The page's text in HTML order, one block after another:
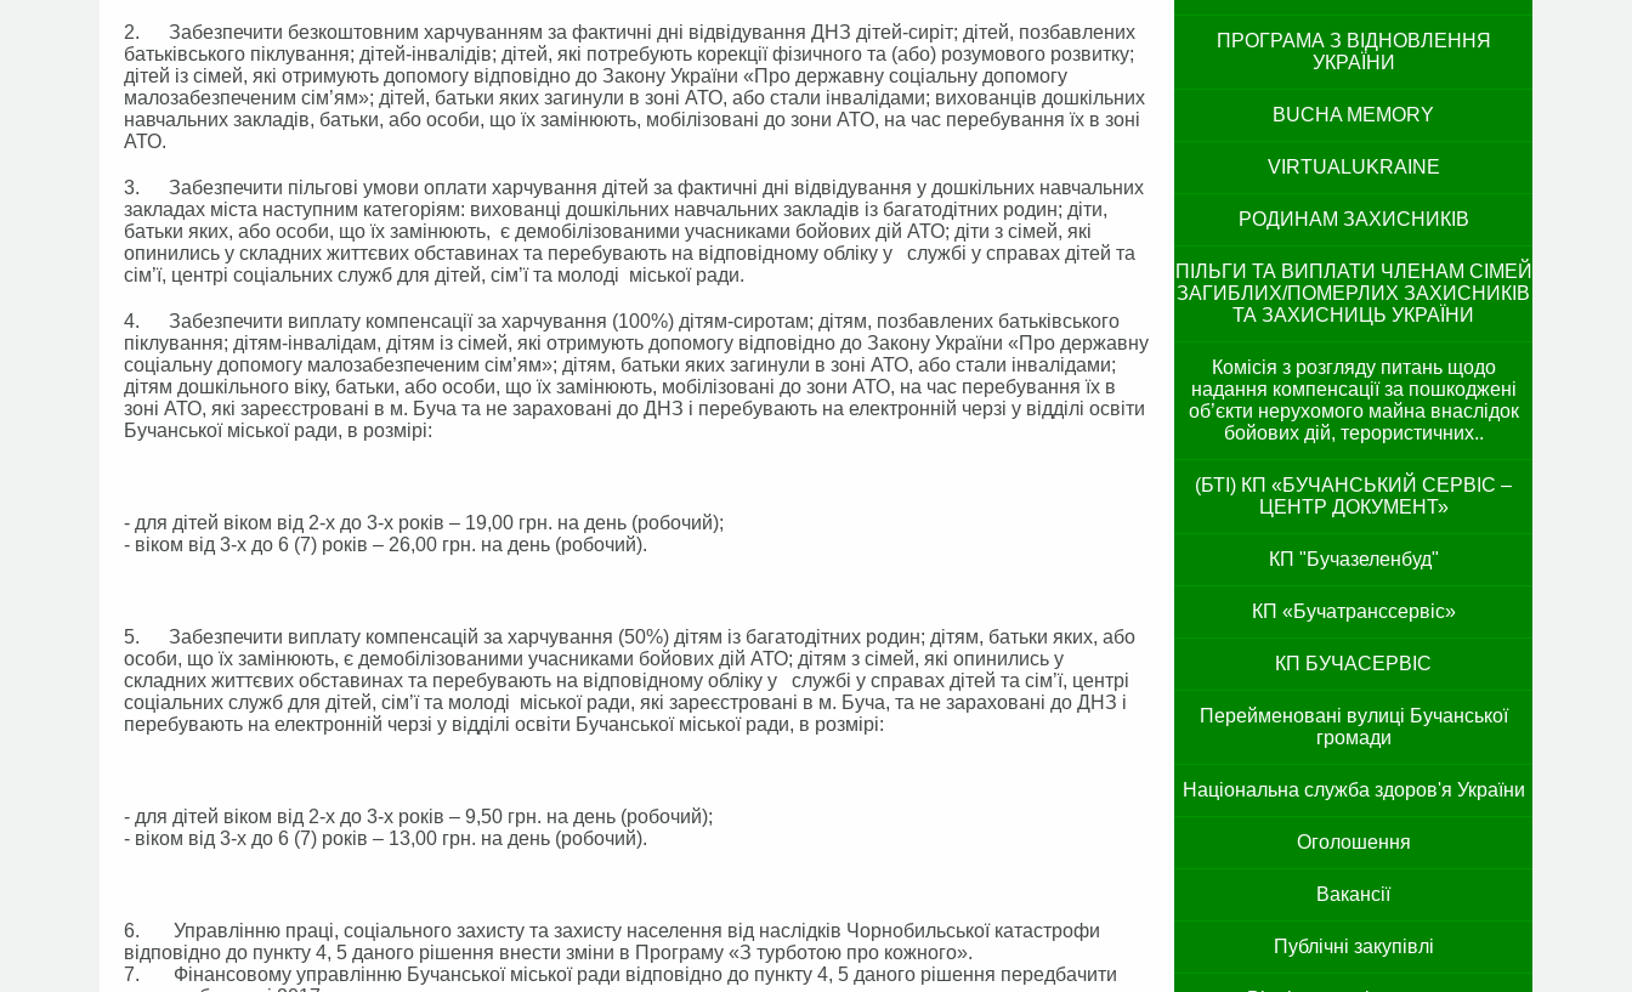
2. Забезпечити безкоштовним харчуванням за фактичні дні відвідування ДНЗ дітей-сиріт; дітей, позбавлених
батьківського піклування; дітей-інвалідів; дітей, які потребують корекції фізичного та (або) розумового розвитку;
дітей із сімей, які отримують допомогу відповідно до Закону України «Про державну соціальну допомогу
малозабезпеченим сім’ям»; дітей, батьки яких загинули в зоні АТО, або стали інвалідами; вихованців дошкільних
навчальних закладів, батьки, або особи, що їх замінюють, мобілізовані до зони АТО, на час перебування їх в зоні
АТО.
3. Забезпечити пільгові умови оплати харчування дітей за фактичні дні відвідування у дошкільних навчальних
закладах міста наступним категоріям: вихованці дошкільних навчальних закладів із багатодітних родин; діти,
батьки яких, або особи, що їх замінюють, є демобілізованими учасниками бойових дій АТО; діти з сімей, які
опинились у складних життєвих обставинах та перебувають на відповідному обліку у службі у справах дітей та
сім’ї, центрі соціальних служб для дітей, сім’ї та молоді міської ради.
4. Забезпечити виплату компенсації за харчування (100%) дітям-сиротам; дітям, позбавлених батьківського
піклування; дітям-інвалідам, дітям із сімей, які отримують допомогу відповідно до Закону України «Про державну
соціальну допомогу малозабезпеченим сім’ям»; дітям, батьки яких загинули в зоні АТО, або стали інвалідами;
дітям дошкільного віку, батьки, або особи, що їх замінюють, мобілізовані до зони АТО, на час перебування їх в
зоні АТО, які зареєстровані в м. Буча та не зараховані до ДНЗ і перебувають на електронній черзі у відділі освіти
Бучанської міської ради, в розмірі:
- для дітей віком від 2-х до 3-х років – 19,00 грн. на день (робочий);
- віком від 3-х до 6 (7) років – 26,00 грн. на день (робочий).
5. Забезпечити виплату компенсацій за харчування (50%) дітям із багатодітних родин; дітям, батьки яких, або
особи, що їх замінюють, є демобілізованими учасниками бойових дій АТО; дітям з сімей, які опинились у
складних життєвих обставинах та перебувають на відповідному обліку у службі у справах дітей та сім’ї, центрі
соціальних служб для дітей, сім’ї та молоді міської ради, які зареєстровані в м. Буча, та не зараховані до ДНЗ і
перебувають на електронній черзі у відділі освіти Бучанської міської ради, в розмірі:
- для дітей віком від 2-х до 3-х років – 9,50 грн. на день (робочий);
- віком від 3-х до 6 (7) років – 13,00 грн. на день (робочий).
6. Управлінню праці, соціального захисту та захисту населення від наслідків Чорнобильської катастрофи
відповідно до пункту 4, 5 даного рішення внести зміни в Програму «З турботою про кожного».
7. Фінансовому управлінню Бучанської міської ради відповідно до пункту 4, 5 даного рішення передбачити
ПРОГРАМА З ВІДНОВЛЕННЯ
УКРАЇНИ
BUCHA MEMORY
VIRTUALUKRAINE
РОДИНАМ ЗАХИСНИКІВ
ПІЛЬГИ ТА ВИПЛАТИ ЧЛЕНАМ СІМЕЙ
ЗАГИБЛИХ/ПОМЕРЛИХ ЗАХИСНИКІВ
ТА ЗАХИСНИЦЬ УКРАЇНИ
Комісія з розгляду питань щодо
надання компенсації за пошкоджені
об’єкти нерухомого майна внаслідок
бойових дій, терористичних..
(БТІ) КП «БУЧАНСЬКИЙ СЕРВІС –
ЦЕНТР ДОКУМЕНТ»
КП "Бучазеленбуд"
КП «Бучатранссервіс»
КП БУЧАСЕРВІС
Перейменовані вулиці Бучанської
громади
Національна служба здоров'я України
Оголошення
Вакансії
Публічні закупівлі